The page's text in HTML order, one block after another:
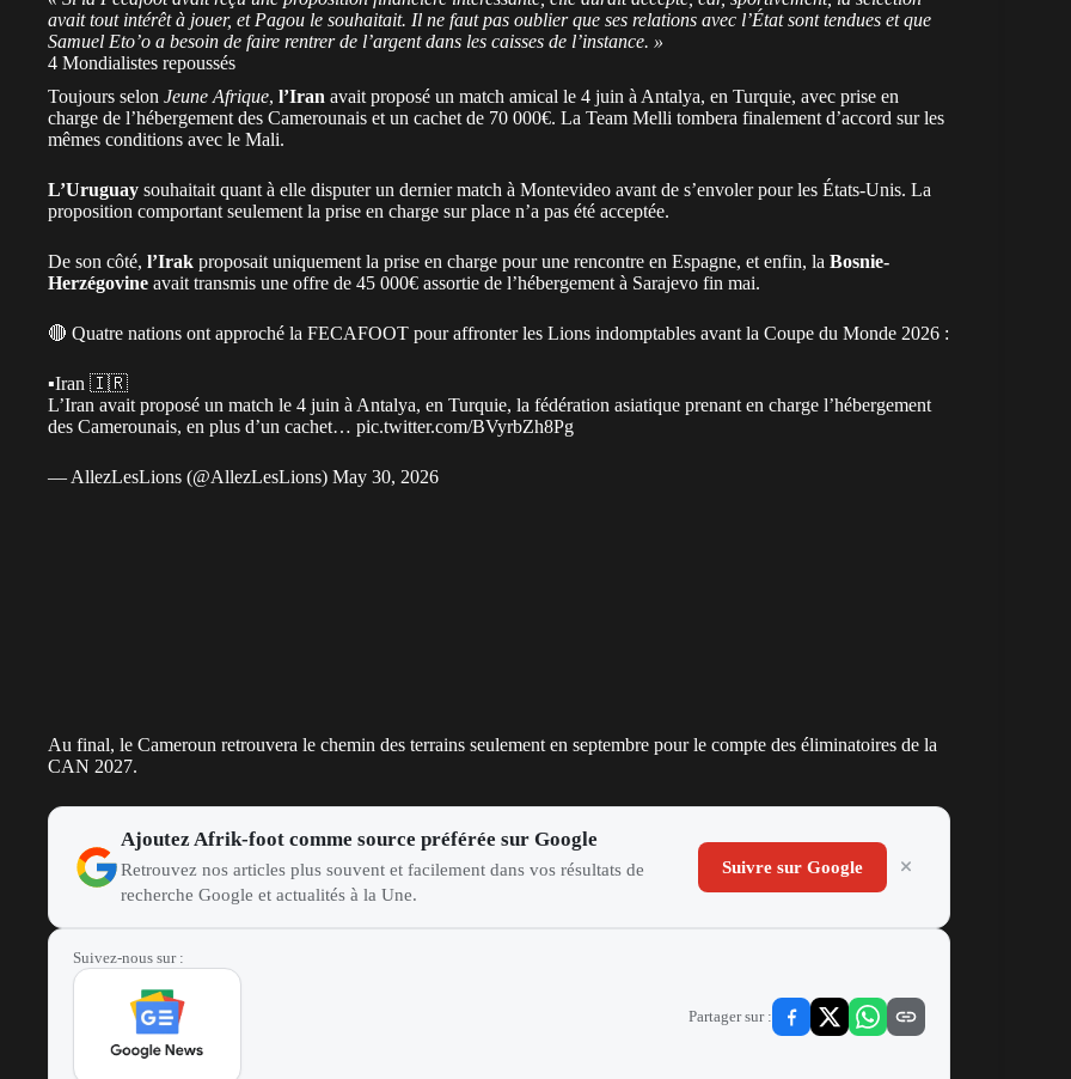
avait tout intérêt à jouer, et Pagou le souhaitait. Il ne faut pas oublier que ses relations avec l’État sont tendues et que
Samuel Eto’o a besoin de faire rentrer de l’argent dans les caisses de l’instance. »
4 Mondialistes repoussés
Toujours selon Jeune Afrique, l’Iran avait proposé un match amical le 4 juin à Antalya, en Turquie, avec prise en
charge de l’hébergement des Camerounais et un cachet de 70 000€. La Team Melli tombera finalement d’accord sur les
mêmes conditions avec le Mali.
L’Uruguay souhaitait quant à elle disputer un dernier match à Montevideo avant de s’envoler pour les États-Unis. La
proposition comportant seulement la prise en charge sur place n’a pas été acceptée.
De son côté, l’Irak proposait uniquement la prise en charge pour une rencontre en Espagne, et enfin, la Bosnie-
Herzégovine avait transmis une offre de 45 000€ assortie de l’hébergement à Sarajevo fin mai.
🔴 Quatre nations ont approché la FECAFOOT pour affronter les Lions indomptables avant la Coupe du Monde 2026 :
▪️Iran 🇮🇷
L’Iran avait proposé un match le 4 juin à Antalya, en Turquie, la fédération asiatique prenant en charge l’hébergement
des Camerounais, en plus d’un cachet… pic.twitter.com/BVyrbZh8Pg
— AllezLesLions (@AllezLesLions) May 30, 2026
Au final, le Cameroun retrouvera le chemin des terrains seulement en septembre pour le compte des éliminatoires de la
CAN 2027.
Ajoutez Afrik-foot comme source préférée sur Google
Retrouvez nos articles plus souvent et facilement dans vos résultats de
recherche Google et actualités à la Une.
Suivre sur Google
Suivez-nous sur :
Partager sur :